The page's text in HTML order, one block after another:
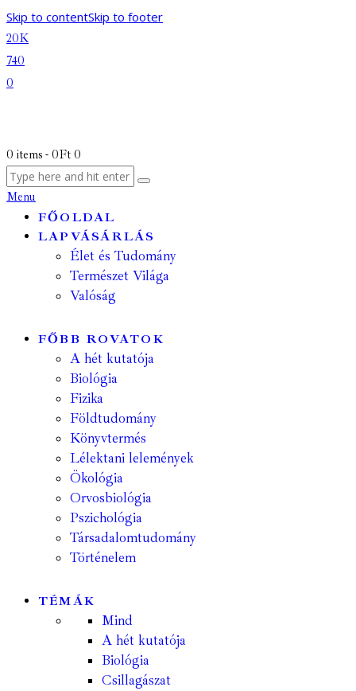
Skip to contentSkip to footer
20K
740
0
0 items - 0Ft 0
Menu
FŐOLDAL
LAPVÁSÁRLÁS
Élet és Tudomány
Természet Világa
Valóság
FŐBB ROVATOK
A hét kutatója
Biológia
Fizika
Földtudomány
Könyvtermés
Lélektani lelemények
Ökológia
Orvosbiológia
Pszichológia
Társadalomtudomány
Történelem
TÉMÁK
Mind
A hét kutatója
Biológia
Csillagászat